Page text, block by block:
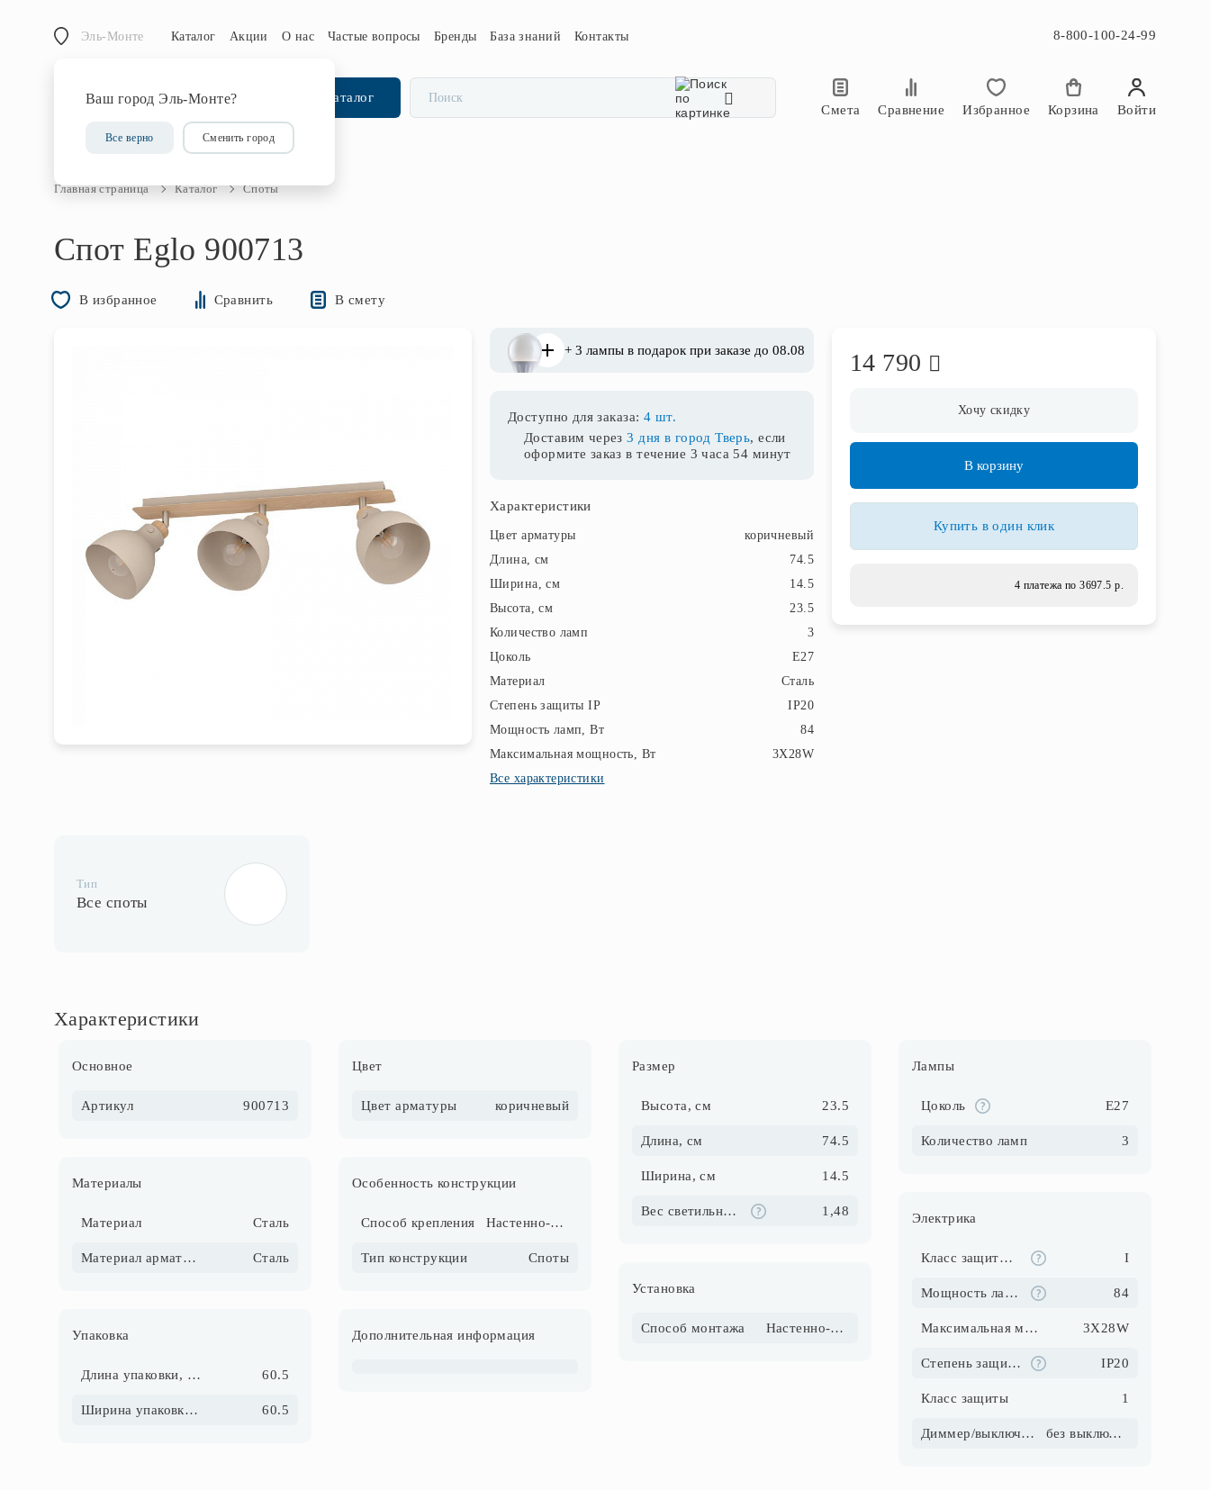
Эль-Монте
Ваш город Эль-Монте?
Все верно Сменить город
Каталог Акции О нас Частые вопросы Бренды База знаний Контакты 8-800-100-24-99
Каталог
Смета
Сравнение Избранное Корзина Войти
Главная страница Каталог Споты
Спот Eglo 900713
В избранное Сравнить В смету
+ 3 лампы в подарок при заказе до 08.08
Доступно для заказа: 4 шт.
Доставим через3 дня в город Тверь, если
оформите заказ в течение 3 часа 54 минут
Характеристики
Цвет арматуры
коричневый
Длина, см
74.5
Ширина, см
14.5
Высота, см
23.5
Количество ламп
3
Цоколь
E27
Материал
Сталь
Степень защиты IP
IP20
Мощность ламп, Вт
84
Максимальная мощность, Вт
3X28W
Все характеристики
14 790
Хочу скидку
В корзину
Купить в один клик
4 платежа по 3697.5 р.
Тип
Все споты
Характеристики
Основное
Артикул 900713
Цвет
Цвет арматуры коричневый
Размер
Высота, см 23.5
Длина, см 74.5
Ширина, см 14.5
Вес светильника, кг 1,48
Лампы
Цоколь E27
Количество ламп 3
Материалы
Материал Сталь
Материал арматуры Сталь
Особенность конструкции
Способ крепления Настенно-потолочный
Тип конструкции Споты
Электрика
Класс защиты от поражения электрическим током I
Мощность ламп, Вт 84
Максимальная мощность, Вт 3X28W
Степень защиты IP IP20
Класс защиты 1
Диммер/выключатель без выключателя
Установка
Способ монтажа Настенно-потолочный
Упаковка
Длина упаковки, см 60.5
Ширина упаковки, см 60.5
Дополнительная информация